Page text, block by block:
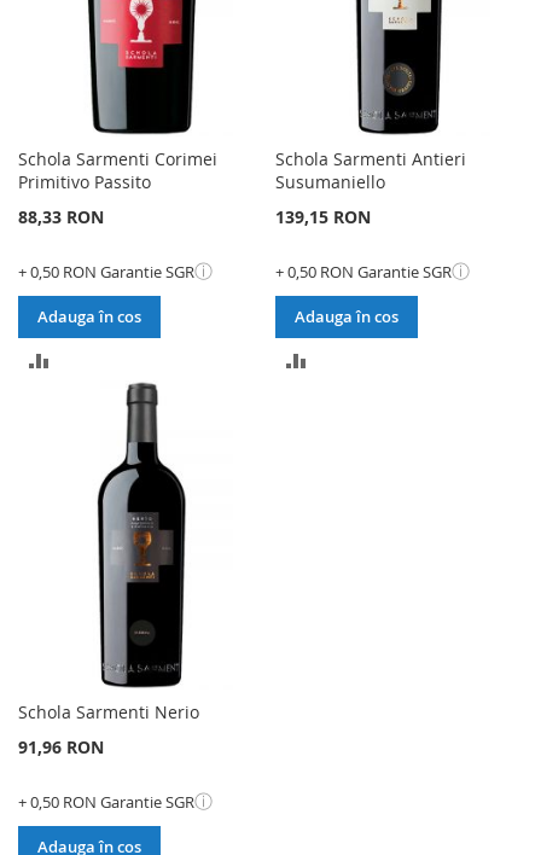
Schola Sarmenti Corimei
Primitivo Passito
88,33 RON
+ 0,50 RON Garantie SGRⓘ
Adauga în cos
COMPARARE
Schola Sarmenti Antieri
Susumaniello
139,15 RON
+ 0,50 RON Garantie SGRⓘ
Adauga în cos
Schola Sarmenti Nerio
91,96 RON
+ 0,50 RON Garantie SGRⓘ
Adauga în cos